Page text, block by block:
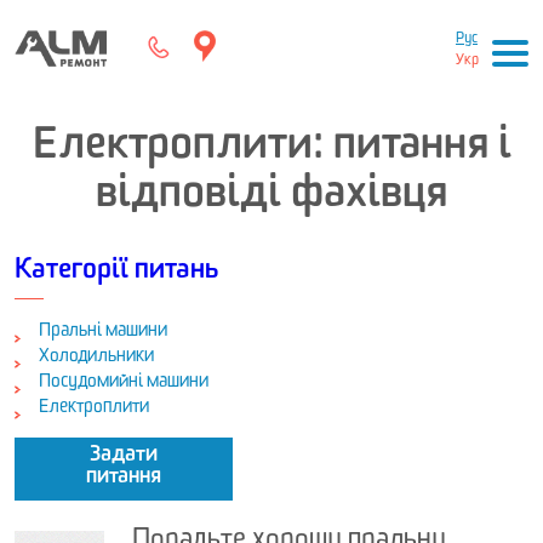
Рус
Укр
Електроплити: питання і
відповіді фахівця
Категорії питань
Пральні машини
Холодильники
Посудомийні машини
Електроплити
Задати
питання